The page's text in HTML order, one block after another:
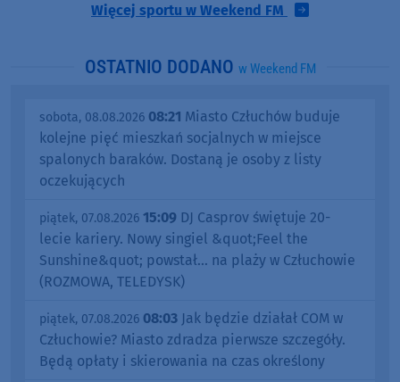
Więcej sportu w Weekend FM
OSTATNIO DODANO w Weekend FM
sobota, 08.08.2026 08:21 Miasto Człuchów buduje
kolejne pięć mieszkań socjalnych w miejsce
spalonych baraków. Dostaną je osoby z listy
oczekujących
piątek, 07.08.2026 15:09 DJ Casprov świętuje 20-
lecie kariery. Nowy singiel &quot;Feel the
Sunshine&quot; powstał... na plaży w Człuchowie
(ROZMOWA, TELEDYSK)
piątek, 07.08.2026 08:03 Jak będzie działał COM w
Człuchowie? Miasto zdradza pierwsze szczegóły.
Będą opłaty i skierowania na czas określony